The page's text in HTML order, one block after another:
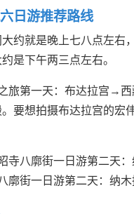
日游推荐路线
约就是晚上七八点左右
是下午两三点左右。
旅第一天：布达拉宫→
要想拍摄布达拉宫的
寺八廓街一日游第二天
街一日游第二天：纳木